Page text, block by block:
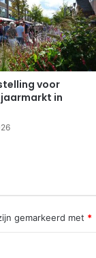
voor
in
gemarkeerd met *